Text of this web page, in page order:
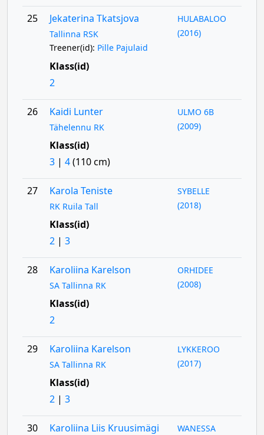
25 Jekaterina Tkatsjova
Tallinna RSK
HULABALOO
(2016)
Treener(id): Pille Pajulaid
Klass(id)
2
26 Kaidi Lunter
Tähelennu RK
ULMO 6B
(2009)
Klass(id)
3| 4(110 cm)
27 Karola Teniste
RK Ruila Tall
SYBELLE
(2018)
Klass(id)
2| 3
28 Karoliina Karelson
SA Tallinna RK
ORHIDEE
(2008)
Klass(id)
2
29 Karoliina Karelson
SA Tallinna RK
LYKKEROO
(2017)
Klass(id)
2| 3
30 Karoliina Liis Kruusimägi
WANESSA